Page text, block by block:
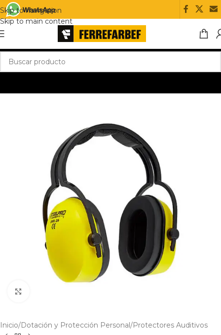
Skip to navigation
Skip to main content
Inicio/Dotación y Protección Personal/Protectores Auditivos